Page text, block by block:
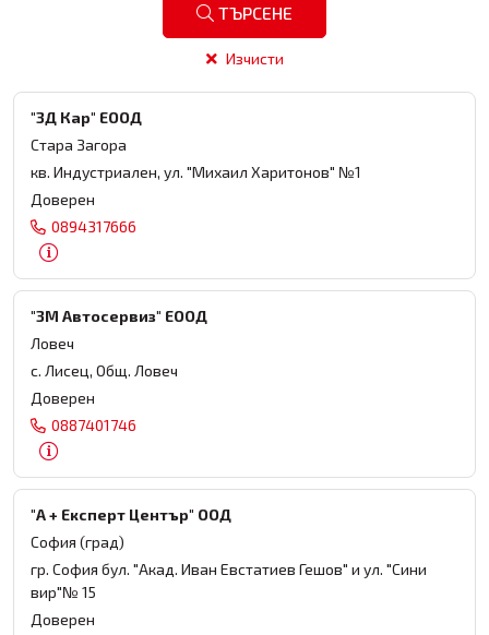
ТЪРСЕНЕ
Изчисти
"3Д Кар" ЕООД
Стара Загора
кв. Индустриален, ул. "Михаил Харитонов" №1
Доверен
0894317666
"3М Автосервиз" ЕООД
Ловеч
с. Лисец, Общ. Ловеч
Доверен
0887401746
"А + Експерт Център" ООД
София (град)
гр. София бул. "Акад. Иван Евстатиев Гешов" и ул. "Сини
вир"№ 15
Доверен